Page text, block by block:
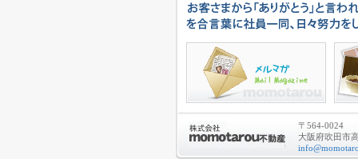
〒564-0024
大阪府吹田市